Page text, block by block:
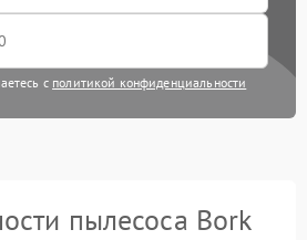
с политикой конфиденциальности
пылесоса Bork